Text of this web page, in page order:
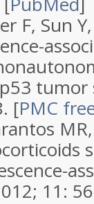
F, Sun
[PMC
11: